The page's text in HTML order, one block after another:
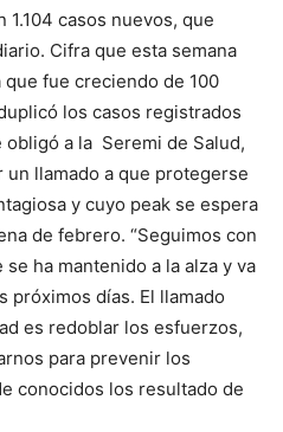
casos nuevos, que
Cifra que esta semana
que fue creciendo de 100
los casos registrados
a la Seremi de Salud,
llamado a que protegerse
y cuyo peak se espera
de febrero. “Seguimos con
ha mantenido a la alza y va
próximos días. El llamado
es redoblar los esfuerzos,
para prevenir los
conocidos los resultado de